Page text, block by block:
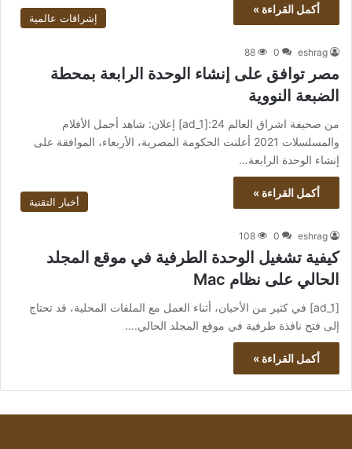
أكمل القراءة »
إشراقات عالمية
eshrag
0
88
مصر توافق على إنشاء الوحدة الرابعة بمحطة
الضبعة النووية
من صحيفة اشراق العالم 24:[ad_1] إعلان: شاهد أجمل الأفلام
والمسلسلات 2021 أعلنت الحكومة المصرية، الأربعاء، الموافقة على
إنشاء الوحدة الرابعة…
أكمل القراءة »
أخبار التقنية
eshrag
0
108
كيفية تشغيل الوحدة الطرفية في موقع المجلد
الحالي على نظام Mac
[ad_1] في كثير من الأحيان، أثناء العمل مع الملفات المحلية، قد تحتاج
إلى فتح نافذة طرفية في موقع المجلد الحالي.…
أكمل القراءة »